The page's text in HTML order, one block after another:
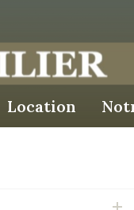
location